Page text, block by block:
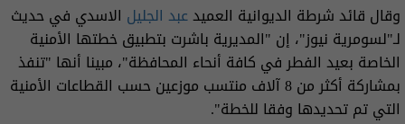
وقال قائد شرطة الديوانية العميدعبد الجليل الاسدي في حديث
لـ"لسومرية نيوز"، إن "المديرية باشرت بتطبيق خطتها الأمنية
الخاصة بعيد الفطر في كافة أنحاء المحافظة"، مبينا أنها "تنفذ
بمشاركة أكثر من 8 آلاف منتسب موزعين حسب القطاعات الأمنية
التي تم تحديدها وفقا للخطة".